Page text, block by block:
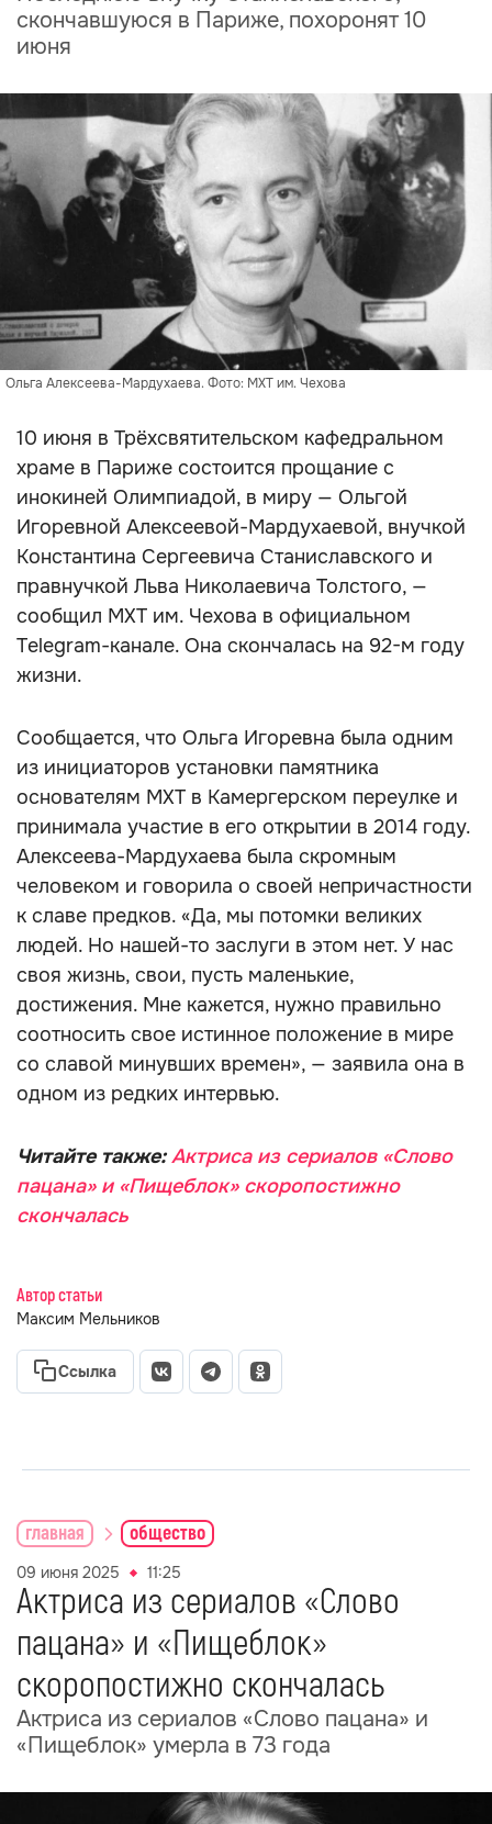
скончавшуюся в Париже, похоронят 10
июня
Ольга Алексеева-Мардухаева. Фото: МХТ им. Чехова
10 июня в Трёхсвятительском кафедральном
храме в Париже состоится прощание с
инокиней Олимпиадой, в миру — Ольгой
Игоревной Алексеевой-Мардухаевой, внучкой
Константина Сергеевича Станиславского и
правнучкой Льва Николаевича Толстого, —
сообщил МХТ им. Чехова в официальном
Telegram-канале. Она скончалась на 92-м году
жизни.
Сообщается, что Ольга Игоревна была одним
из инициаторов установки памятника
основателям МХТ в Камергерском переулке и
принимала участие в его открытии в 2014 году.
Алексеева-Мардухаева была скромным
человеком и говорила о своей непричастности
к славе предков. «Да, мы потомки великих
людей. Но нашей-то заслуги в этом нет. У нас
своя жизнь, свои, пусть маленькие,
достижения. Мне кажется, нужно правильно
соотносить свое истинное положение в мире
со славой минувших времен», — заявила она в
одном из редких интервью.
Читайте также:Актриса из сериалов «Слово
пацана» и «Пищеблок» скоропостижно
скончалась
Автор статьи
Максим Мельников
Ссылка
главная общество
09 июня 2025 11:25
Актриса из сериалов «Слово
пацана» и «Пищеблок»
скоропостижно скончалась
Актриса из сериалов «Слово пацана» и
«Пищеблок» умерла в 73 года